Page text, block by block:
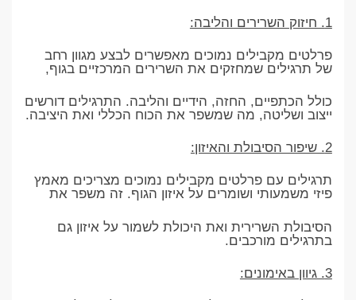
1. חיזוק השרירים והליבה:
פרלטים מקבילים נמוכים מאפשרים לבצע מגוון רחב
של תרגילים שמחזקים את השרירים המרכזיים בגוף,
כולל הכתפיים, החזה, הידיים והליבה. התרגילים דורשים
ייצוב ושליטה, מה שמשפר את הכוח הכללי ואת היציבה.
2. שיפור הסיבולת והאיזון:
תרגילים עם פרלטים מקבילים נמוכים מצריכים מאמץ
פיזי משמעותי ושומרים על איזון הגוף. זה משפר את
הסיבולת השרירית ואת היכולת לשמור על איזון גם
בתרגילים מורכבים.
3. גיוון באימונים: